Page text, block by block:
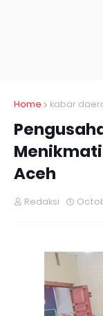
Home kabar
Aceh
Redaksi